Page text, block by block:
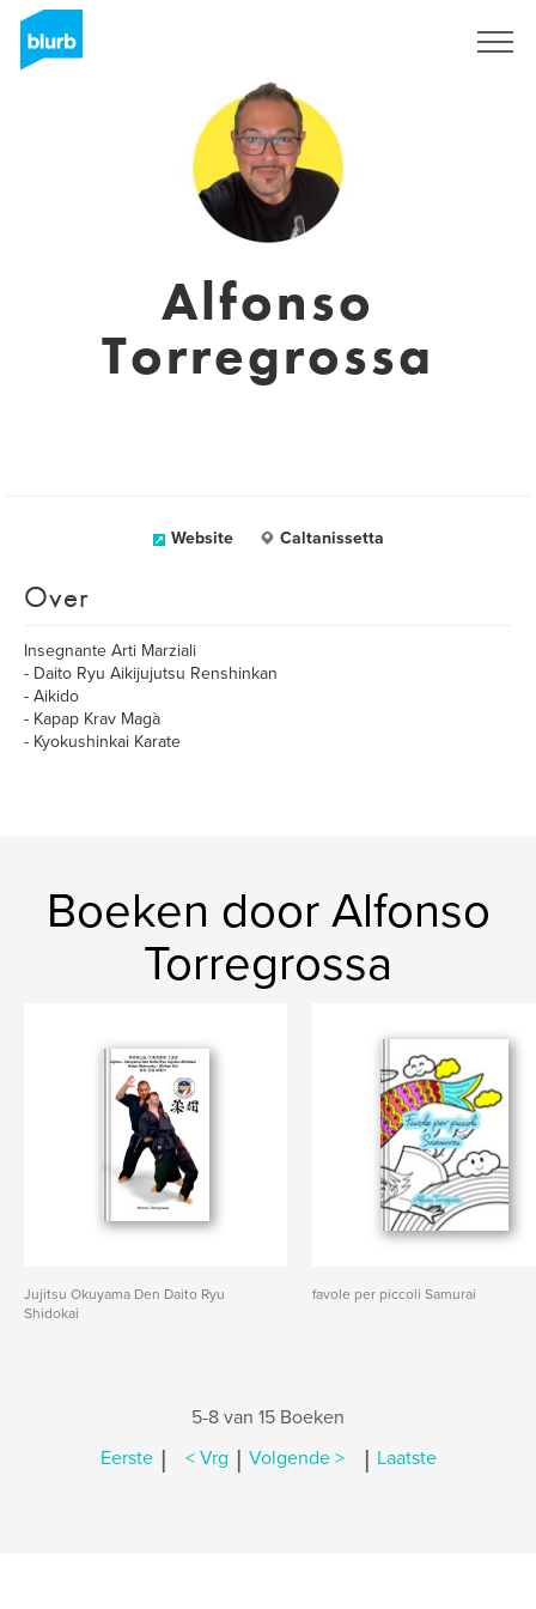
Alfonso
Torregrossa
Website Caltanissetta
Over
Insegnante Arti Marziali
- Daito Ryu Aikijujutsu Renshinkan
- Aikido
- Kapap Krav Magà
- Kyokushinkai Karate
Boeken door Alfonso
Torregrossa
Jujitsu Okuyama Den Daito Ryu
Shidokai
favole per piccoli Samurai
5-8 van 15 Boeken
Eerste | < Vrg | Volgende > | Laatste